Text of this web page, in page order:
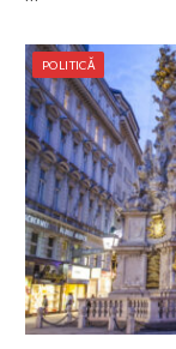
POLITICĂ